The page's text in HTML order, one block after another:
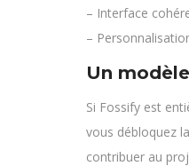
– Interface
–
Un
Si Fossify est
vous débloquez
contribuer au